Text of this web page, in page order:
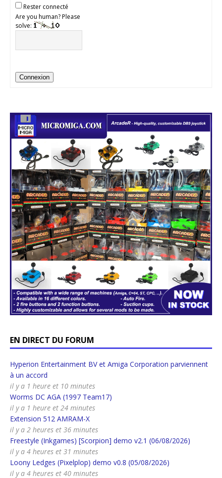
Rester connecté
Are you human? Please
solve:
Connexion
EN DIRECT DU FORUM
Hyperion Entertainment BV et Amiga Corporation parviennent
à un accord
il y a 1 heure et 10 minutes
Worms DC AGA (1997 Team17)
il y a 1 heure et 24 minutes
Extension 512 AMRAM-X
il y a 2 heures et 36 minutes
Freestyle (Inkgames) [Scorpion] demo v2.1 (06/08/2026)
il y a 4 heures et 31 minutes
Loony Ledges (Pixelplop) demo v0.8 (05/08/2026)
il y a 4 heures et 40 minutes